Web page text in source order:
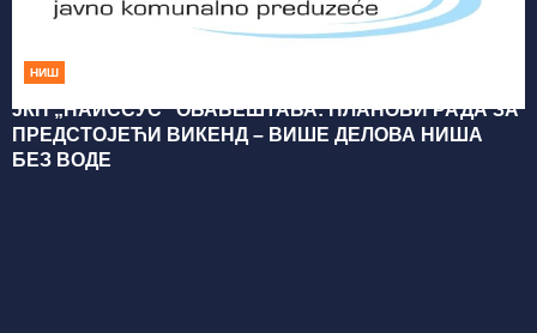
НИШ
ЈКП „НАИССУС“ ОБАВЕШТАВА: ПЛАНОВИ РАДА ЗА
ПРЕДСТОЈЕЋИ ВИКЕНД – ВИШЕ ДЕЛОВА НИША
БЕЗ ВОДЕ